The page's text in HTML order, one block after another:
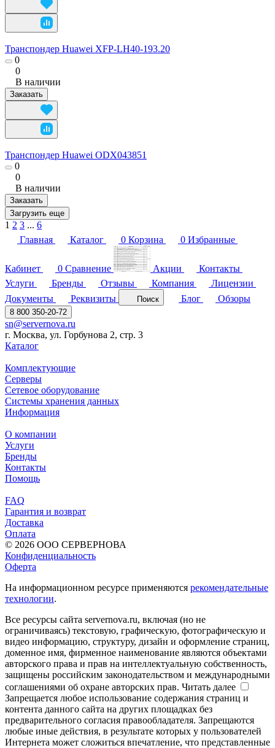
Транспондер Huawei XFP-LH40-193.20
0
0
В наличии
Заказать
Транспондер Huawei ODX043851
0
0
В наличии
Заказать
Загрузить еще
1 2 3 ... 6
Главная
Каталог 0 Корзина 0 Избранные
Кабинет 0 Сравнение Акции
Контакты
Услуги
Бренды Отзывы Компания
Лицензии
Документы
Реквизиты Поиск Блог Обзоры
8 800 350-20-72
sn@servernova.ru
г. Москва, ул. Горбунова 2, стр. 3
Каталог
Комплектующие
Серверы
Сетевое оборудование
Системы хранения данных
Информация
О компании
Услуги
Бренды
Контакты
Помощь
FAQ
Гарантия и возврат
Доставка
Оплата
© 2026 ООО СЕРВЕРНОВА
Конфиденциальность
Оферта
На информационном ресурсе применяются рекомендательные
технологии.
Все ресурсы сайта servernova.ru, включая (но не
ограничиваясь) текстовую, графическую, фотографическую и
видео информацию, структуру, дизайн и оформление страниц,
доменное имя, фирменное наименование являются объектами
авторского права и прав на интеллектуальную собственность,
защищены российским законодательством и международными
соглашениями об охране авторских прав. Читать далее
Запрещается любое использование содержания страниц и
контента данного сайта на других площадках без
предварительного согласия правообладателя. Запрещаются
любые иные действия, в результате которых у пользователей
Интернета может сложиться впечатление, что представленные